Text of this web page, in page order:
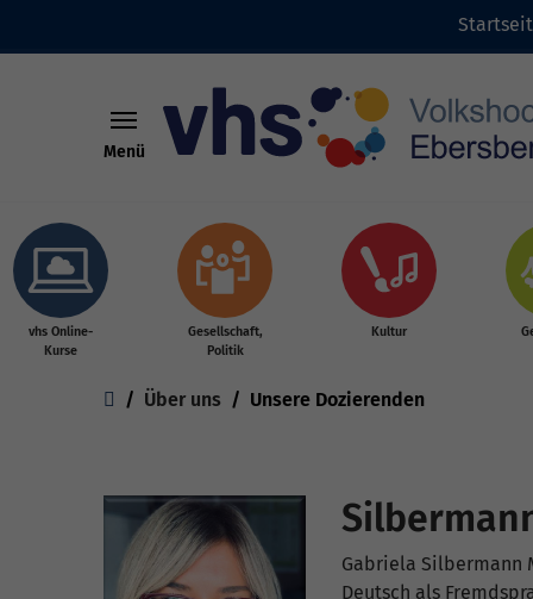
Menü
vhs Online-
Kurse
Gesellschaft,
Politik
Kultur
You are here:
Über uns Unsere Dozierenden
Gabriela Silbermann
Deutsch als